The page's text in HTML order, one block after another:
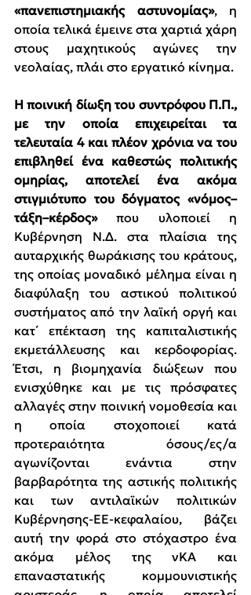
«πανεπιστημιακής αστυνομίας», η
οποία τελικά έμεινε στα χαρτιά χάρη
στους μαχητικούς αγώνες την
νεολαίας, πλάι στο εργατικό κίνημα.
Η ποινική δίωξη του συντρόφου Π.Π.,
με την οποία επιχειρείται τα
τελευταία 4 και πλέον χρόνια να του
επιβληθεί ένα καθεστώς πολιτικής
ομηρίας, αποτελεί ένα ακόμα
στιγμιότυπο του δόγματος «νόμος–
τάξη–κέρδος» που υλοποιεί η
Κυβέρνηση Ν.Δ. στα πλαίσια της
αυταρχικής θωράκισης του κράτους,
της οποίας μοναδικό μέλημα είναι η
διαφύλαξη του αστικού πολιτικού
συστήματος από την λαϊκή οργή και
κατ΄ επέκταση της καπιταλιστικής
εκμετάλλευσης και κερδοφορίας.
Έτσι, η βιομηχανία διώξεων που
ενισχύθηκε και με τις πρόσφατες
αλλαγές στην ποινική νομοθεσία και
η οποία στοχοποιεί κατά
προτεραιότητα όσους/ες/α
αγωνίζονται ενάντια στην
βαρβαρότητα της αστικής πολιτικής
και των αντιλαϊκών πολιτικών
Κυβέρνησης-ΕΕ-κεφαλαίου, βάζει
αυτή την φορά στο στόχαστρο ένα
ακόμα μέλος της νΚΑ και
επαναστατικής κομμουνιστικής